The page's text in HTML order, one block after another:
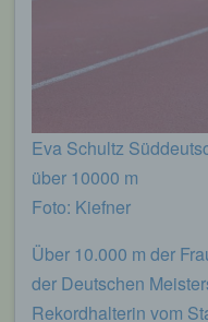
Eva Schultz
über 10000 m
Foto: Kiefner
Über 10.000 m der
der Deutschen
Rekordhalterin vom